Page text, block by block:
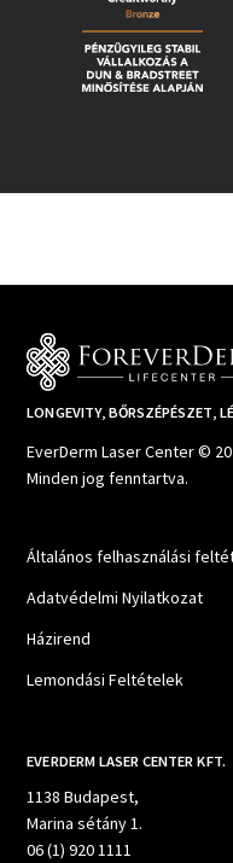
LONGEVITY, BŐRSZÉPÉSZET,
EverDerm Laser Center ©
Minden jog fenntartva.
Általános felhasználási
Adatvédelmi Nyilatkozat
Házirend
Lemondási Feltételek
EVERDERM LASER CENTER KFT.
1138 Budapest,
Marina sétány 1.
06 (1) 920 1111